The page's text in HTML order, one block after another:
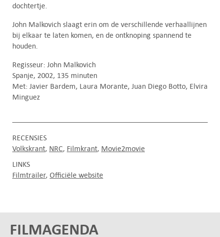
dochtertje.
John Malkovich slaagt erin om de verschillende verhaallijnen
bij elkaar te laten komen, en de ontknoping spannend te
houden.
Regisseur: John Malkovich
Spanje, 2002, 135 minuten
Met: Javier Bardem, Laura Morante, Juan Diego Botto, Elvira
Minguez
RECENSIES
Volkskrant NRC Filmkrant Movie2movie
LINKS
Filmtrailer Officiële website
FILMAGENDA